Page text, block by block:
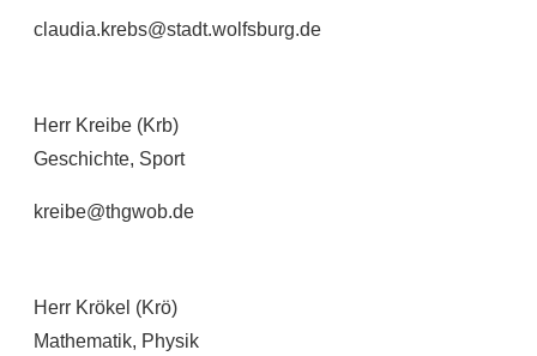
claudia.krebs@stadt.wolfsburg.de
Herr Kreibe (Krb)
Geschichte, Sport
kreibe@thgwob.de
Herr Krökel (Krö)
Mathematik, Physik